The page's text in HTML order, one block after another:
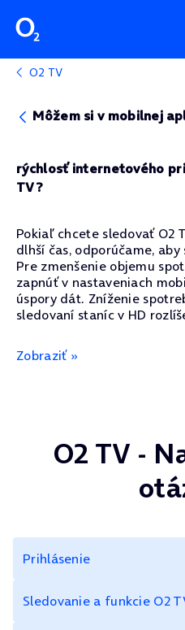
O2 TV
Môžem si v mobilnej
rýchlosť internetového
TV?
Pokiaľ chcete sledovať O2
dlhší čas, odporúčame,
Pre zmenšenie objemu
zapnúť v nastaveniach
úspory dát. Zníženie
sledovaní staníc v HD
Zobraziť »
O2 TV -
Prihlásenie
Sledovanie a funkcie O2